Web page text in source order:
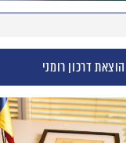
הוצאת דרכון רומני